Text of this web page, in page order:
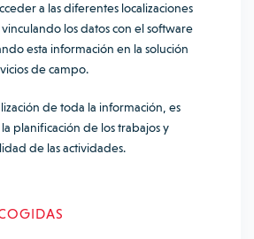
a las diferentes localizaciones
los datos con el software
esta información en la solución
de campo.
de toda la información, es
planificación de los trabajos y
de las actividades.